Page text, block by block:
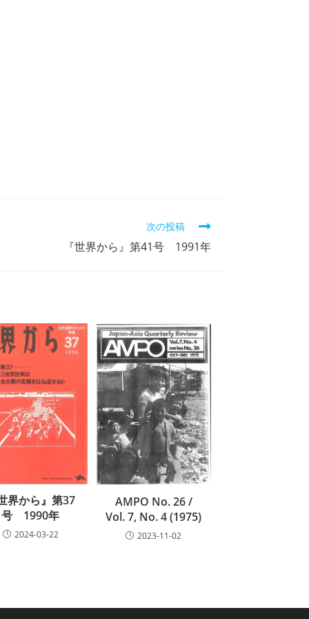
次の投稿
『世界から』第41号 1991年
界から』第37
号 1990年
2024-03-22
AMPO No. 26 /
Vol. 7, No. 4 (1975)
2023-11-02